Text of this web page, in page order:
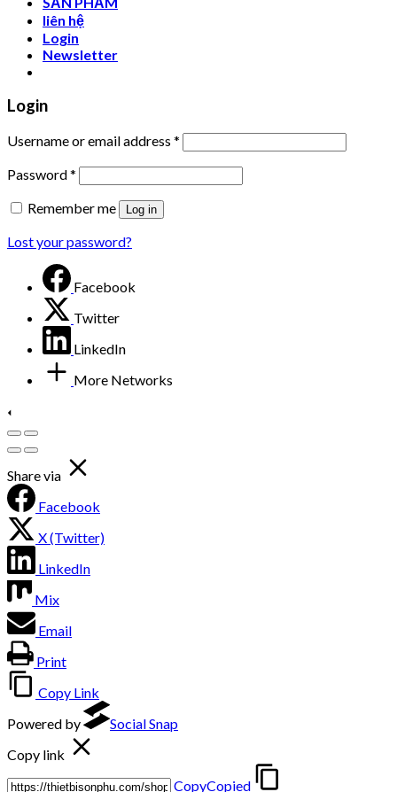
liên hệ
Login
Newsletter
Login
Username or email address *
Password*
Remember me
Log in
Lost your password?
Facebook
Twitter
LinkedIn
More Networks
Share via
Facebook
X (Twitter)
LinkedIn
Mix
Email
Print
Copy Link
Powered by
Social Snap
Copy link
CopyCopied